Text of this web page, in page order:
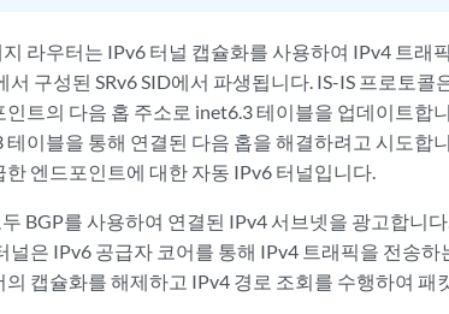
라우터는 IPv6 터널 캡슐화를 사용하여 IPv4 트래
구성된 SRv6 SID에서 파생됩니다. IS-IS 프로토콜
트의 다음 홉 주소로 inet6.3 테이블을 업데이트합
이블을 통해 연결된 다음 홉을 해결하려고 시도합
엔드포인트에 대한 자동 IPv6 터널입니다.
BGP를 사용하여 연결된 IPv4 서브넷을 광고합니
널은 IPv6 공급자 코어를 통해 IPv4 트래픽을 전송하
캡슐화를 해제하고 IPv4 경로 조회를 수행하여 패